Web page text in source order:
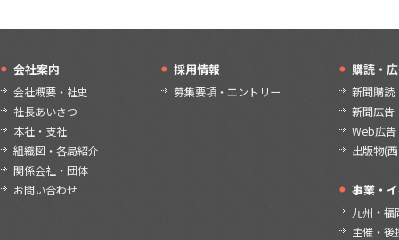
会社案内
会社概要・社史
社長あいさつ
本社・支社
組織図・各局紹介
関係会社・団体
お問い合わせ
採用情報
募集要項・エントリー
購読・
新聞購読
新聞広告
Web広告
出版物(
事業・
九州・福
主催・後